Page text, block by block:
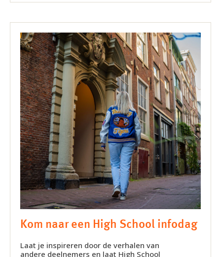
Kom naar een High School infodag
Laat je inspireren door de verhalen van
andere deelnemers en laat High School